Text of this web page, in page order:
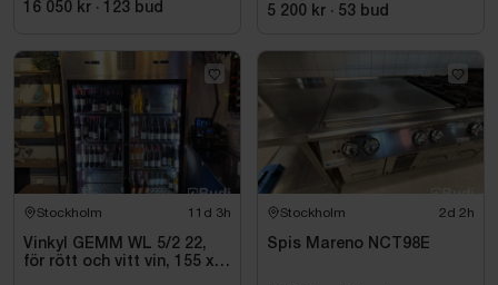
16 050 kr · 123 bud 5 200 kr · 53 bud
Stockholm 11d 3h
Vinkyl GEMM WL 5/2 22,
för rött och vitt vin, 155 x
Stockholm 2d 2h
Spis Mareno NCT98E